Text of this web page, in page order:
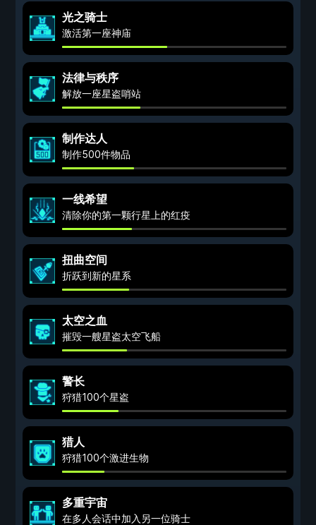
光之骑士
激活第一座神庙
法律与秩序
解放一座星盗哨站
制作达人
制作500件物品
一线希望
清除你的第一颗行星上的红疫
扭曲空间
折跃到新的星系
太空之血
摧毁一艘星盗太空飞船
警长
狩猎100个星盗
猎人
狩猎100个激进生物
多重宇宙
在多人会话中加入另一位骑士